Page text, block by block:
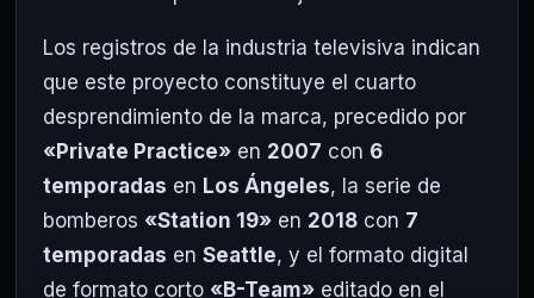
Los registros de la industria televisiva indican
que este proyecto constituye el cuarto
desprendimiento de la marca, precedido por
«Private Practice» en 2007 con 6
temporadas en Los Ángeles, la serie de
bomberos «Station 19» en 2018 con 7
temporadas en Seattle, y el formato digital
de formato corto «B-Team» editado en el